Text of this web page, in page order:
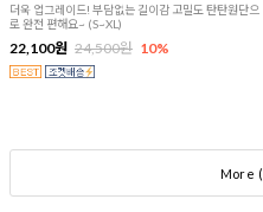
더욱 업그레이드! 부담없는 길이감 고밀도 탄탄원단으
로 완전 편해요~ (S~XL)
22,100원 24,500원 10%
More (